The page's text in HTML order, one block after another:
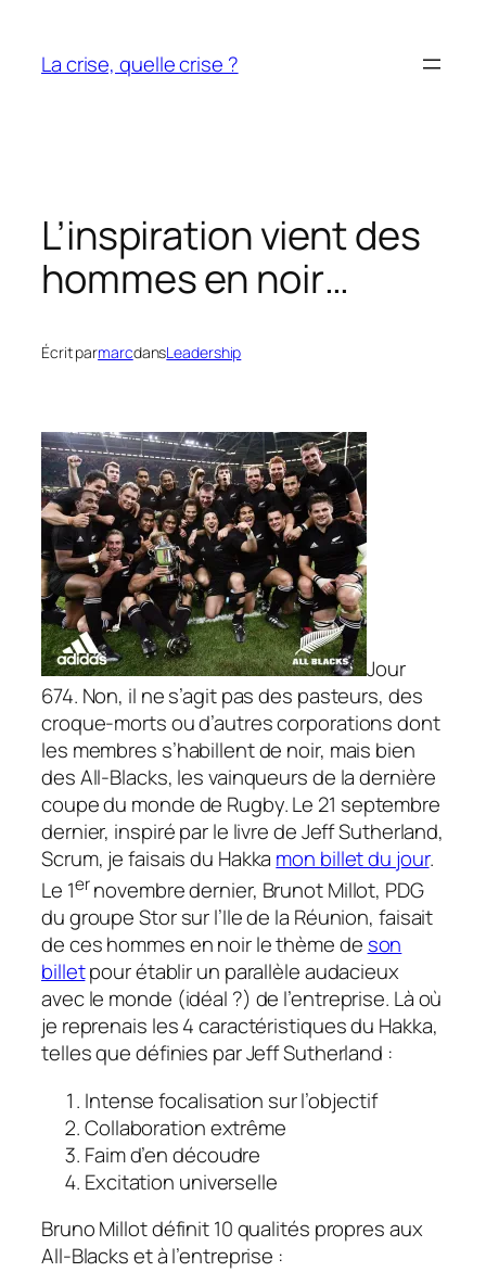
contenu
La crise, quelle crise ?
L’inspiration vient des
hommes en noir…
Écrit parmarcdansLeadership
Jour
674. Non, il ne s’agit pas des pasteurs, des
croque-morts ou d’autres corporations dont
les membres s’habillent de noir, mais bien
des All-Blacks, les vainqueurs de la dernière
coupe du monde de Rugby. Le 21 septembre
dernier, inspiré par le livre de Jeff Sutherland,
Scrum, je faisais du Hakka mon billet du jour.
Le 1ernovembre dernier, Brunot Millot, PDG
du groupe Stor sur l’Ile de la Réunion, faisait
de ces hommes en noir le thème de son
billetpour établir un parallèle audacieux
avec le monde (idéal ?) de l’entreprise. Là où
je reprenais les 4 caractéristiques du Hakka,
telles que définies par Jeff Sutherland :
Intense focalisation sur l’objectif
Collaboration extrême
Faim d’en découdre
Excitation universelle
Bruno Millot définit 10 qualités propres aux
All-Blacks et à l’entreprise :